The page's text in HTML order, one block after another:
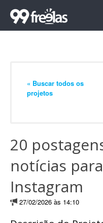
« Buscar todos os
projetos
20
notícias
Instagram
27/02/2026 às 14:10